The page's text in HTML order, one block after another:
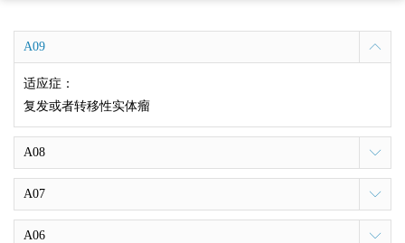
A09
适应症：
复发或者转移性实体瘤
A08
A07
A06